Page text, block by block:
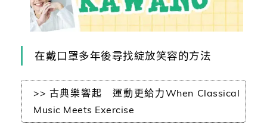
在戴口罩多年後尋找綻放笑容的方法
>> 古典樂響起 運動更給力When Classical
Music Meets Exercise